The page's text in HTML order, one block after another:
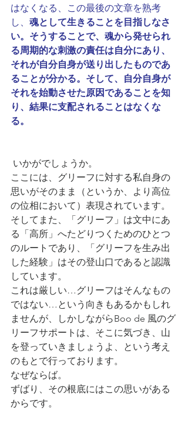
はなくなる、この最後の文章を熟考
し、 魂として生きることを目指しなさ
い。そうすることで、魂から発せられ
る周期的な刺激の責任は自分にあり、
それが自分自身が送り出したものであ
ることが分かる。そして、自分自身が
それを始動させた原因であることを知
り、結果に支配されることはなくな
る。
いかがでしょうか。
ここには、グリーフに対する私自身の
思いがそのまま（というか、より高位
の位相において）表現されています。
そしてまた、「グリーフ」は文中にあ
る「高所」へたどりつくためのひとつ
のルートであり、「グリーフを生み出
した経験」はその登山口であると認識
しています。
これは厳しい…グリーフはそんなもの
ではない…という向きもあるかもしれ
ませんが、しかしながらBoo de 風のグ
リーフサポートは、そこに気づき、山
を登っていきましょうよ、という考え
のもとで行っております。
なぜならば。
ずばり、その根底にはこの思いがある
からです。